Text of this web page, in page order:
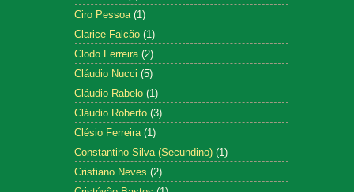
Ciro Pessoa (1)
Clarice Falcão (1)
Clodo Ferreira (2)
Cláudio Nucci (5)
Cláudio Rabelo (1)
Cláudio Roberto (3)
Clésio Ferreira (1)
Constantino Silva (Secundino) (1)
Cristiano Neves (2)